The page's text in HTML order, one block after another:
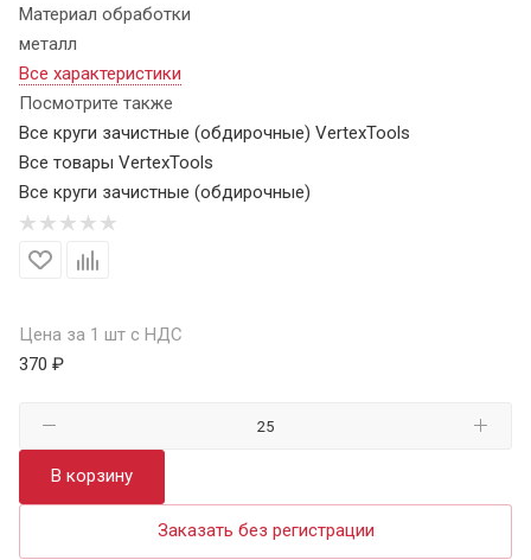
Материал обработки
металл
Все характеристики
Посмотрите также
Все круги зачистные (обдирочные) VertexTools
Все товары VertexTools
Все круги зачистные (обдирочные)
Цена за 1 шт с НДС
370 ₽
В корзину
Заказать без регистрации